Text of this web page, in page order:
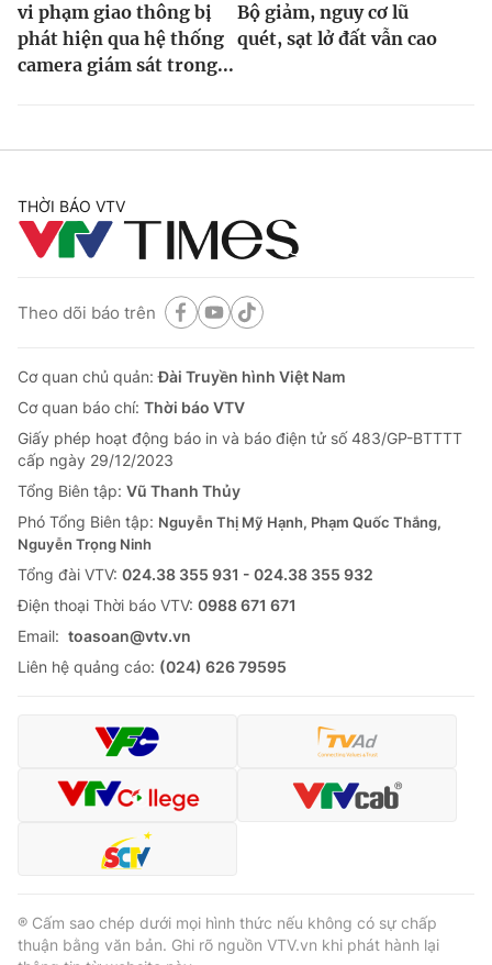
vi phạm giao thông bị
phát hiện qua hệ thống
camera giám sát trong...
Bộ giảm, nguy cơ lũ
quét, sạt lở đất vẫn cao
THỜI BÁO VTV
Theo dõi báo trên
Cơ quan chủ quản:Đài Truyền hình Việt Nam
Cơ quan báo chí: Thời báo VTV
Giấy phép hoạt động báo in và báo điện tử số 483/GP-BTTTT
cấp ngày 29/12/2023
Tổng Biên tập: Vũ Thanh Thủy
Phó Tổng Biên tập: Nguyễn Thị Mỹ Hạnh, Phạm Quốc Thắng,
Nguyễn Trọng Ninh
Tổng đài VTV: 024.38 355 931 - 024.38 355 932
Ðiện thoại Thời báo VTV: 0988 671 671
Email: toasoan@vtv.vn
Liên hệ quảng cáo: (024) 626 79595
® Cấm sao chép dưới mọi hình thức nếu không có sự chấp
thuận bằng văn bản. Ghi rõ nguồn VTV.vn khi phát hành lại